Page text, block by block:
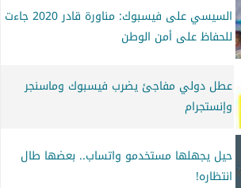
السيسي على فيسبوك: مناورة قادر 2020 جاءت
للحفاظ على أمن الوطن
عطل دولي مفاجئ يضرب فيسبوك وماسنجر
وإنستجرام
حيل يجهلها مستخدمو واتساب.. بعضها طال
انتظاره!